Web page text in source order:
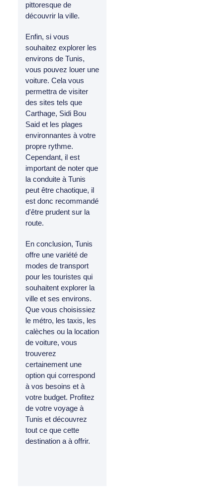
pittoresque de
découvrir la ville.
Enfin, si vous
souhaitez explorer les
environs de Tunis,
vous pouvez louer une
voiture. Cela vous
permettra de visiter
des sites tels que
Carthage, Sidi Bou
Said et les plages
environnantes à votre
propre rythme.
Cependant, il est
important de noter que
la conduite à Tunis
peut être chaotique, il
est donc recommandé
d'être prudent sur la
route.
En conclusion, Tunis
offre une variété de
modes de transport
pour les touristes qui
souhaitent explorer la
ville et ses environs.
Que vous choisissiez
le métro, les taxis, les
calèches ou la location
de voiture, vous
trouverez
certainement une
option qui correspond
à vos besoins et à
votre budget. Profitez
de votre voyage à
Tunis et découvrez
tout ce que cette
destination a à offrir.